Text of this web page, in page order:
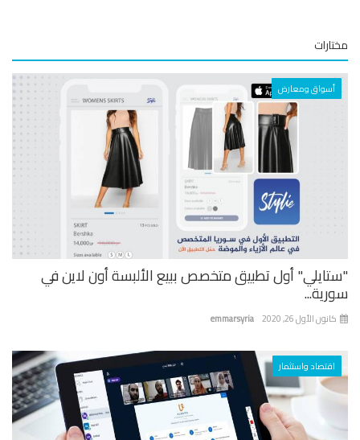
أسواق ومعارض
أول تطبيق متخصص ببيع الألبسة أون لاين في
emmarsyria الأول 26, 2020
اقتصاد واستثمار